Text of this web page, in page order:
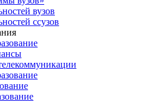
вузов
ссузов